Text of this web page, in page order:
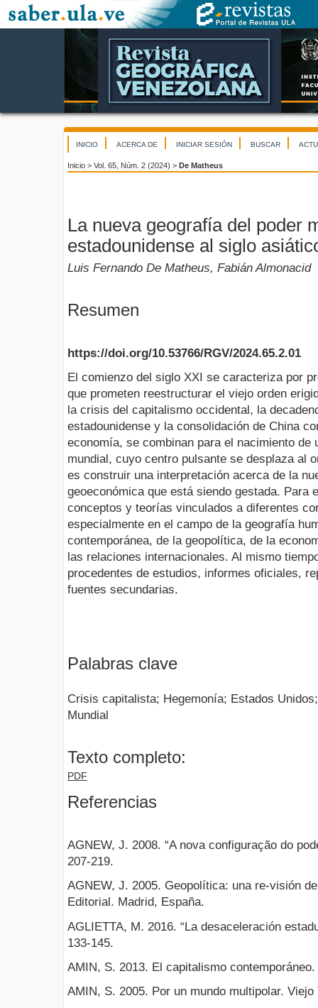
INICIO ACERCA DE INICIAR SESIÓN BUSCAR
Inicio > Vol. 65, Núm. 2 (2024) > De Matheus
La nueva geografía del poder
estadounidense al siglo
Luis Fernando De Matheus, Fabián Almonacid
Resumen
https://doi.org/10.53766/RGV/2024.65.2.01
El comienzo del siglo XXI se caracteriza por
que prometen reestructurar el viejo orden
la crisis del capitalismo occidental, la
estadounidense y la consolidación de China
economía, se combinan para el nacimiento de
mundial, cuyo centro pulsante se desplaza al
es construir una interpretación acerca de la
geoeconómica que está siendo gestada. Para
conceptos y teorías vinculados a diferentes
especialmente en el campo de la geografía
contemporánea, de la geopolítica, de la
las relaciones internacionales. Al mismo
procedentes de estudios, informes oficiales,
fuentes secundarias.
Palabras clave
Crisis capitalista; Hegemonía; Estados
Mundial
Texto completo:
PDF
Referencias
AGNEW, J. 2008. “A nova configuração do
207-219.
AGNEW, J. 2005. Geopolítica: una re-visión
Editorial. Madrid, España.
AGLIETTA, M. 2016. “La desaceleración
133-145.
AMIN, S. 2013. El capitalismo
AMIN, S. 2005. Por un mundo multipolar.